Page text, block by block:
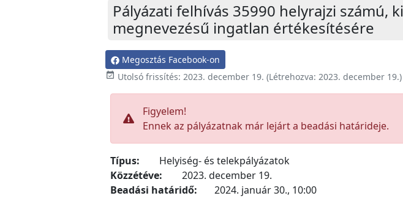
Pályázati felhívás 35990 helyrajzi számú,
megnevezésű ingatlan értékesítésére
Megosztás Facebook-on
 Utolsó frissítés: 2023. december 19. (Létrehozva: 2023. december 19.)
Figyelem!
Ennek az pályázatnak már lejárt a beadási határideje.
Típus:
Helyiség- és telekpályázatok
Közzétéve:
2023. december 19.
Beadási határidő:
2024. január 30., 10:00